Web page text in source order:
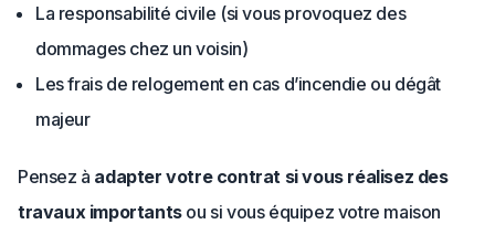
La responsabilité civile (si vous provoquez des
dommages chez un voisin)
Les frais de relogement en cas d’incendie ou dégât
majeur
Pensez à adapter votre contrat si vous réalisez des
travaux importantsou si vous équipez votre maison